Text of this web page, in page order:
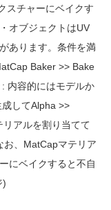
スチャーにベイクす
オブジェクトはUV
あります。条件を満
Baker >> Bake
内容的にはモデルか
してAlpha >>
アルを割り当てて
お、MatCapマテリア
にベイクすると不自
)